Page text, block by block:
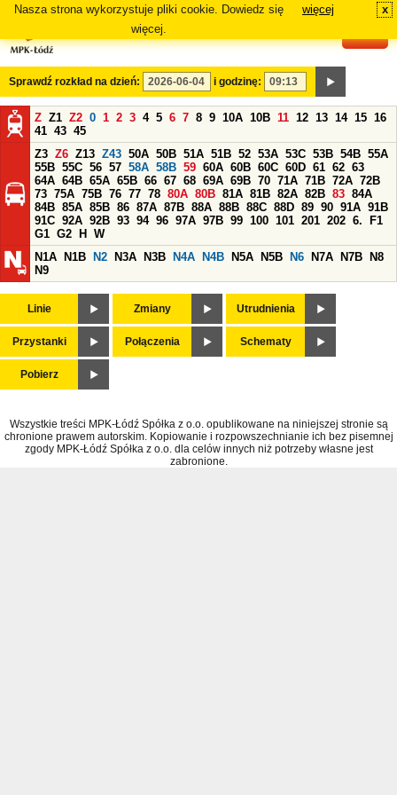
Nasza strona wykorzystuje pliki cookie. Dowiedz się
więcej.
więcej x
Sprawdź rozkład na dzień: i godzinę:
Z Z1 Z2 0 1 2 3 4 5 6 7 8 9 10A 10B 11 12 13 14 15 16
41 43 45
Z3 Z6 Z13 Z43 50A 50B 51A 51B 52 53A 53C 53B 54B 55A
55B 55C 56 57 58A 58B 59 60A 60B 60C 60D 61 62 63
64A 64B 65A 65B 66 67 68 69A 69B 70 71A 71B 72A 72B
73 75A 75B 76 77 78 80A 80B 81A 81B 82A 82B 83 84A
84B 85A 85B 86 87A 87B 88A 88B 88C 88D 89 90 91A 91B
91C 92A 92B 93 94 96 97A 97B 99 100 101 201 202 6.
F1
G1 G2 H
W
N1A
N1B N2 N3A N3B N4A N4B N5A N5B N6 N7A N7B
N8
N9
Linie Zmiany Utrudnienia
Przystanki Połączenia Schematy
Pobierz
Wszystkie treści MPK-Łódź Spółka z o.o. opublikowane na niniejszej stronie są
chronione prawem autorskim. Kopiowanie i rozpowszechnianie ich bez pisemnej
zgody MPK-Łódź Spółka z o.o. dla celów innych niż potrzeby własne jest
zabronione.